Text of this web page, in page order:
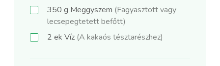
350 g Meggyszem (Fagyasztott vagy
lecsepegtetett befőtt)
2 ek Víz (A kakaós tésztarészhez)